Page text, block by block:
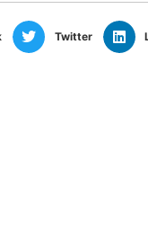
Twitter